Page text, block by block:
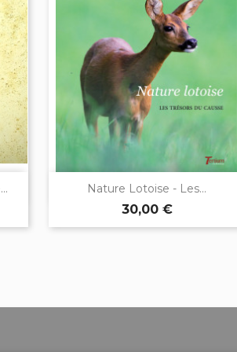
Nature Lotoise - Les...
30,00 €
Aperçu rapide